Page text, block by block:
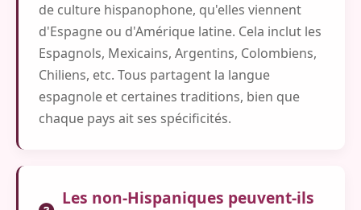
de culture hispanophone, qu'elles viennent
d'Espagne ou d'Amérique latine. Cela inclut les
Espagnols, Mexicains, Argentins, Colombiens,
Chiliens, etc. Tous partagent la langue
espagnole et certaines traditions, bien que
chaque pays ait ses spécificités.
Les non-Hispaniques peuvent-ils